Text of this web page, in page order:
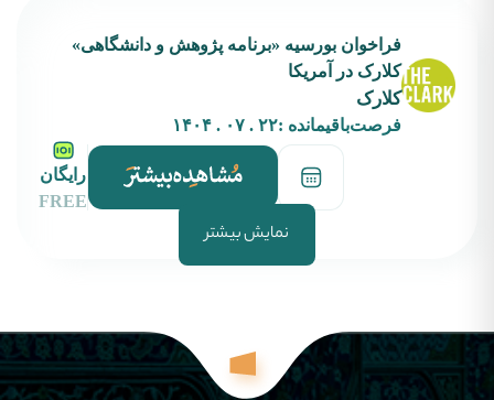
فراخوان بورسیه‌ «برنامه پژوهش و دانشگاهی»
کلارک در آمریکا
کلارک
فرصت‌باقیمانده :۲۲ . ۰۷ . ۱۴۰۴
رایگان
FREE
نمایش بیشتر